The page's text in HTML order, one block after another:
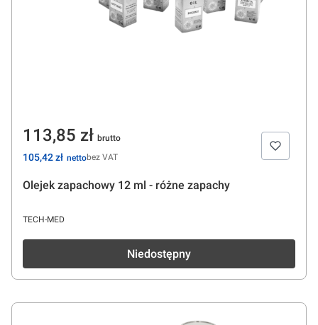
Olejek zapachowy 12 ml - różne zapachy
PRODUCENT
TECH-MED
Cena
113,85 zł
Cena
105,42 zł bez VAT
Niedostępny